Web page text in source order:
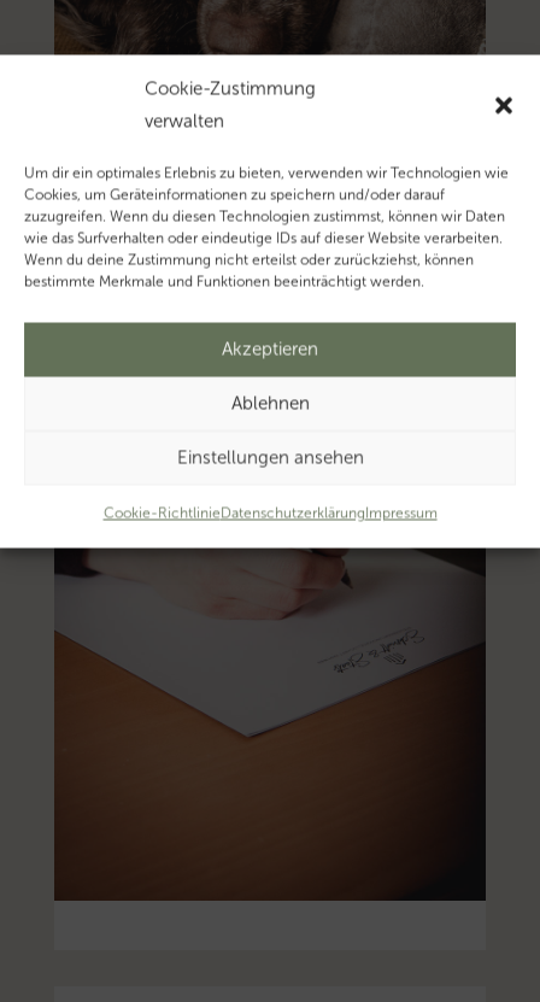
Cookie-Zustimmung
verwalten
Um dir ein optimales Erlebnis zu bieten, verwenden wir Technologien wie
Cookies, um Geräteinformationen zu speichern und/oder darauf
zuzugreifen. Wenn du diesen Technologien zustimmst, können wir Daten
wie das Surfverhalten oder eindeutige IDs auf dieser Website verarbeiten.
Wenn du deine Zustimmung nicht erteilst oder zurückziehst, können
bestimmte Merkmale und Funktionen beeinträchtigt werden.
Akzeptieren
Ablehnen
Einstellungen ansehen
Cookie-RichtlinieDatenschutzerklärungImpressum